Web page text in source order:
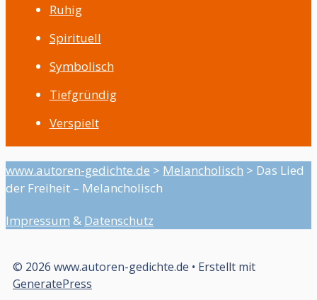
Ruhig
Spirituell
Symbolisch
Tiefgründig
Verspielt
www.autoren-gedichte.de > Melancholisch > Das Lied
der Freiheit – Melancholisch
Impressum & Datenschutz
© 2026 www.autoren-gedichte.de • Erstellt mit
GeneratePress